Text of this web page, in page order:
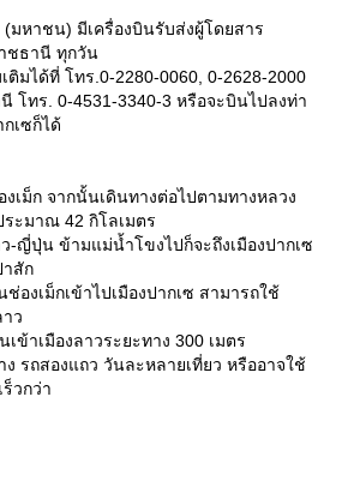
มหาชน) มีเครื่องบินรับส่งผู้โดยสาร
ชธานี ทุกวัน
ติมได้ที่ โทร.0-2280-0060, 0-2628-2000
โทร. 0-4531-3340-3 หรือจะบินไปลงท่า
เซก็ได้
เม็ก จากนั้นเดินทางต่อไปตามทางหลวง
ระมาณ 42 กิโลเมตร
-ญี่ปุ่น ข้ามแม่น้ำโขงไปก็จะถึงเมืองปากเซ
าสัก
องเม็กเข้าไปเมืองปากเซ สามารถใช้
ว
ข้าเมืองลาวระยะทาง 300 เมตร
รถสองแถว วันละหลายเที่ยว หรืออาจใช้
วกว่า